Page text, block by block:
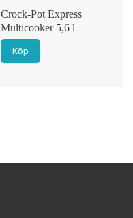
Crock-Pot Express
Multicooker 5,6 l
Köp